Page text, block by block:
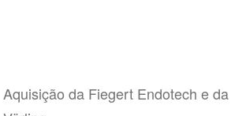
Aquisição da Fiegert Endotech e da